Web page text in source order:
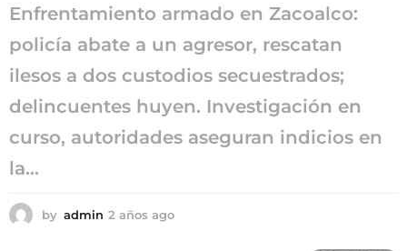
Enfrentamiento armado en Zacoalco:
policía abate a un agresor, rescatan
ilesos a dos custodios secuestrados;
delincuentes huyen. Investigación en
curso, autoridades aseguran indicios en
la...
by admin 2 años ago